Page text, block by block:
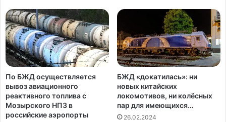
По БЖД осуществляется
вывоз авиационного
реактивного топлива с
Мозырского НПЗ в
российские аэропорты
БЖД «докатилась»: ни
новых китайских
локомотивов, ни колёсных
пар для имеющихся…
26.02.2024